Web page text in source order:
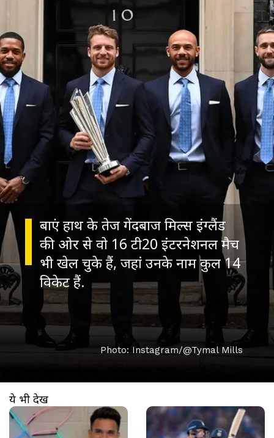
बाएं हाथ के तेज गेंदबाज म‍िल्स इंग्लैंड
की ओर से वो 16 टी20 इंटरनेशनल मैच
भी खेल चुके हैं, जहां उनके नाम कुल 14
विकेट हैं.
Photo: Instagram/@Tymal Mills
खुल रहा है
ये भी देखें